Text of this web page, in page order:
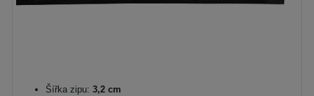
Šířka zipu: 3,2 cm